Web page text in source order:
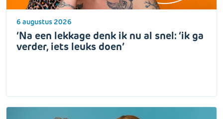
6 augustus 2026
‘Na een lekkage denk ik nu al snel: ‘ik ga
verder, iets leuks doen’